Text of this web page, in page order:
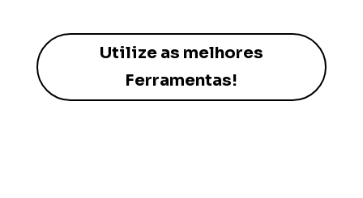
Utilize as melhores
Ferramentas!